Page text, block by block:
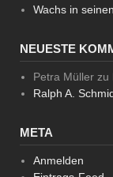
Wachs in
NEUESTE
Petra Müllerzu
Ralph A.
META
Anmelden